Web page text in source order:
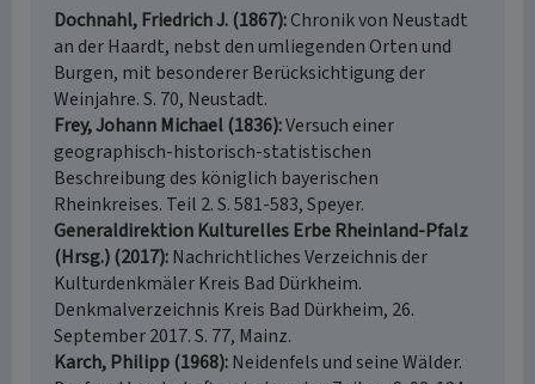
Dochnahl, Friedrich J. (1867) Chronik von Neustadt
an der Haardt, nebst den umliegenden Orten und
Burgen, mit besonderer Berücksichtigung der
Weinjahre. S. 70, Neustadt.
Frey, Johann Michael (1836) Versuch einer
geographisch-historisch-statistischen
Beschreibung des königlich bayerischen
Rheinkreises. Teil 2. S. 581-583, Speyer.
Generaldirektion Kulturelles Erbe Rheinland-Pfalz
(Hrsg.) (2017) Nachrichtliches Verzeichnis der
Kulturdenkmäler Kreis Bad Dürkheim.
Denkmalverzeichnis Kreis Bad Dürkheim, 26.
September 2017. S. 77, Mainz.
Karch, Philipp (1968) Neidenfels und seine Wälder.